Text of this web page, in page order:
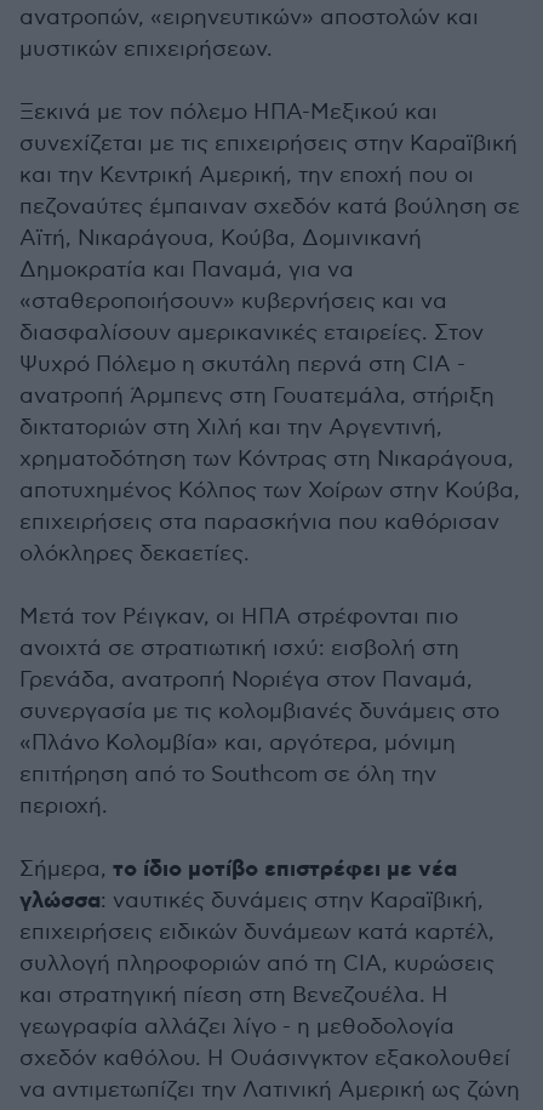
ανατροπών, «ειρηνευτικών» αποστολών και
μυστικών επιχειρήσεων.
Ξεκινά με τον πόλεμο ΗΠΑ-Μεξικού και
συνεχίζεται με τις επιχειρήσεις στην Καραϊβική
και την Κεντρική Αμερική, την εποχή που οι
πεζοναύτες έμπαιναν σχεδόν κατά βούληση σε
Αϊτή, Νικαράγουα, Κούβα, Δομινικανή
Δημοκρατία και Παναμά, για να
«σταθεροποιήσουν» κυβερνήσεις και να
διασφαλίσουν αμερικανικές εταιρείες. Στον
Ψυχρό Πόλεμο η σκυτάλη περνά στη CIA -
ανατροπή Άρμπενς στη Γουατεμάλα, στήριξη
δικτατοριών στη Χιλή και την Αργεντινή,
χρηματοδότηση των Κόντρας στη Νικαράγουα,
αποτυχημένος Κόλπος των Χοίρων στην Κούβα,
επιχειρήσεις στα παρασκήνια που καθόρισαν
ολόκληρες δεκαετίες.
Μετά τον Ρέιγκαν, οι ΗΠΑ στρέφονται πιο
ανοιχτά σε στρατιωτική ισχύ: εισβολή στη
Γρενάδα, ανατροπή Νοριέγα στον Παναμά,
συνεργασία με τις κολομβιανές δυνάμεις στο
«Πλάνο Κολομβία» και, αργότερα, μόνιμη
επιτήρηση από το Southcom σε όλη την
περιοχή.
Σήμερα, το ίδιο μοτίβο επιστρέφει με νέα
γλώσσα: ναυτικές δυνάμεις στην Καραϊβική,
επιχειρήσεις ειδικών δυνάμεων κατά καρτέλ,
συλλογή πληροφοριών από τη CIA, κυρώσεις
και στρατηγική πίεση στη Βενεζουέλα. Η
γεωγραφία αλλάζει λίγο - η μεθοδολογία
σχεδόν καθόλου. Η Ουάσινγκτον εξακολουθεί
να αντιμετωπίζει την Λατινική Αμερική ως ζώνη